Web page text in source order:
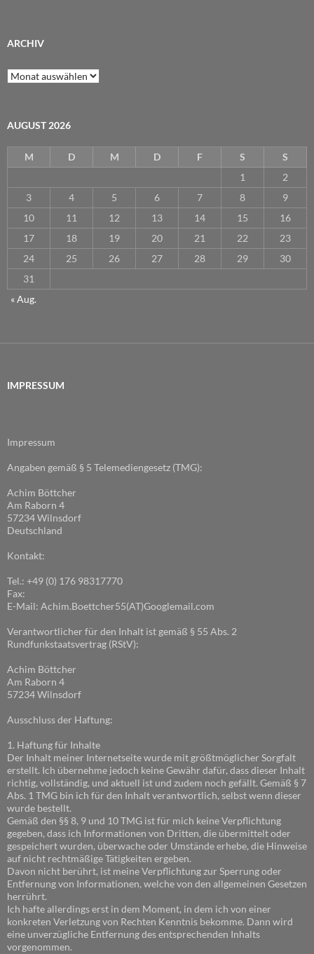
ARCHIV
Archiv
AUGUST 2026
M D M D F S
S
1
2
3
4 5 6 7 8
9
10
11 12 13 14 15
16
17
18 19 20 21 22
23
24
25 26 27 28 29
30
31
« Aug.
IMPRESSUM
Impressum
Angaben gemäß § 5 Telemediengesetz (TMG):
Achim Böttcher
Am Raborn 4
57234 Wilnsdorf
Deutschland
Kontakt:
Tel.: +49 (0) 176 98317770
Fax:
E-Mail: Achim.Boettcher55(AT)Googlemail.com
Verantwortlicher für den Inhalt ist gemäß § 55 Abs. 2
Rundfunkstaatsvertrag (RStV):
Achim Böttcher
Am Raborn 4
57234 Wilnsdorf
Ausschluss der Haftung:
1. Haftung für Inhalte
Der Inhalt meiner Internetseite wurde mit größtmöglicher Sorgfalt
erstellt. Ich übernehme jedoch keine Gewähr dafür, dass dieser Inhalt
richtig, vollständig, und aktuell ist und zudem noch gefällt. Gemäß § 7
Abs. 1 TMG bin ich für den Inhalt verantwortlich, selbst wenn dieser
wurde bestellt.
Gemäß den §§ 8, 9 und 10 TMG ist für mich keine Verpflichtung
gegeben, dass ich Informationen von Dritten, die übermittelt oder
gespeichert wurden, überwache oder Umstände erhebe, die Hinweise
auf nicht rechtmäßige Tätigkeiten ergeben.
Davon nicht berührt, ist meine Verpflichtung zur Sperrung oder
Entfernung von Informationen, welche von den allgemeinen Gesetzen
herrührt.
Ich hafte allerdings erst in dem Moment, in dem ich von einer
konkreten Verletzung von Rechten Kenntnis bekomme. Dann wird
eine unverzügliche Entfernung des entsprechenden Inhalts
vorgenommen.